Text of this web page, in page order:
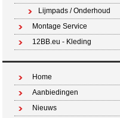
Lijmpads / Onderhoud
Montage Service
12BB.eu - Kleding
Home
Aanbiedingen
Nieuws